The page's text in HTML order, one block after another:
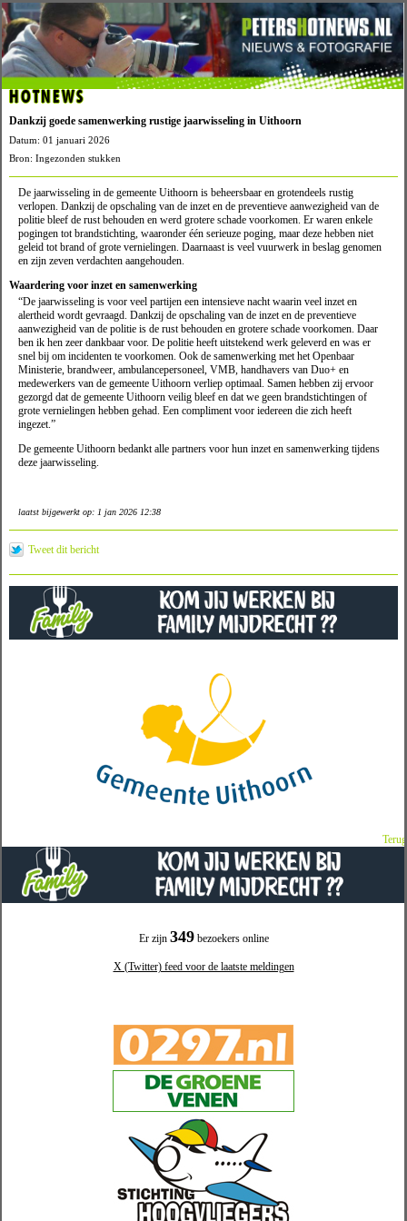
Er zijn 349bezoekers online
X (Twitter) feed voor de laatste meldingen
HOTNEWS
Dankzij goede samenwerking rustige jaarwisseling in Uithoorn
Datum: 01 januari 2026
Bron: Ingezonden stukken
De jaarwisseling in de gemeente Uithoorn is beheersbaar en grotendeels rustig
verlopen. Dankzij de opschaling van de inzet en de preventieve aanwezigheid van de
politie bleef de rust behouden en werd grotere schade voorkomen. Er waren enkele
pogingen tot brandstichting, waaronder één serieuze poging, maar deze hebben niet
geleid tot brand of grote vernielingen. Daarnaast is veel vuurwerk in beslag genomen
en zijn zeven verdachten aangehouden.
Waardering voor inzet en samenwerking
“De jaarwisseling is voor veel partijen een intensieve nacht waarin veel inzet en
alertheid wordt gevraagd. Dankzij de opschaling van de inzet en de preventieve
aanwezigheid van de politie is de rust behouden en grotere schade voorkomen. Daar
ben ik hen zeer dankbaar voor. De politie heeft uitstekend werk geleverd en was er
snel bij om incidenten te voorkomen. Ook de samenwerking met het Openbaar
Ministerie, brandweer, ambulancepersoneel, VMB, handhavers van Duo+ en
medewerkers van de gemeente Uithoorn verliep optimaal. Samen hebben zij ervoor
gezorgd dat de gemeente Uithoorn veilig bleef en dat we geen brandstichtingen of
grote vernielingen hebben gehad. Een compliment voor iedereen die zich heeft
ingezet.”
De gemeente Uithoorn bedankt alle partners voor hun inzet en samenwerking tijdens
deze jaarwisseling.
laatst bijgewerkt op: 1 jan 2026 12:38
Tweet dit bericht
Terug